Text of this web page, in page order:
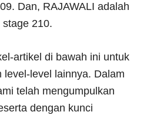
Dan, RAJAWALI adalah
210.
artikel di bawah ini untuk
level-level lainnya. Dalam
telah mengumpulkan
dengan kunci